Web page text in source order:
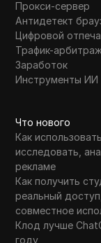
Прокси-сервер
Антидетект
Цифровой
Трафик-
Заработок
Инструменты ИИ
Что нового
Как
исследовать,
рекламе
Как получить
реальный
совместное
Клод лучше
году